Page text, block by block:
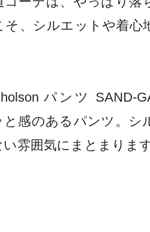
そ、シルエットや着心
パンツ SAND-
感のあるパンツ。シ
雰囲気にまとまりま